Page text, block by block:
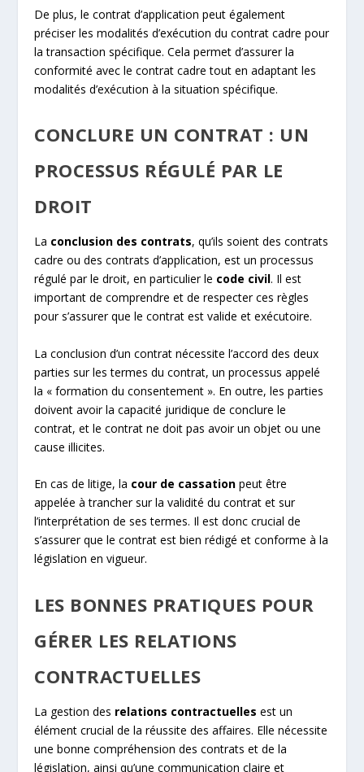
De plus, le contrat d’application peut également
préciser les modalités d’exécution du contrat cadre pour
la transaction spécifique. Cela permet d’assurer la
conformité avec le contrat cadre tout en adaptant les
modalités d’exécution à la situation spécifique.
CONCLURE UN CONTRAT : UN
PROCESSUS RÉGULÉ PAR LE
DROIT
La conclusion des contrats, qu’ils soient des contrats
cadre ou des contrats d’application, est un processus
régulé par le droit, en particulier le code civil. Il est
important de comprendre et de respecter ces règles
pour s’assurer que le contrat est valide et exécutoire.
La conclusion d’un contrat nécessite l’accord des deux
parties sur les termes du contrat, un processus appelé
la « formation du consentement ». En outre, les parties
doivent avoir la capacité juridique de conclure le
contrat, et le contrat ne doit pas avoir un objet ou une
cause illicites.
En cas de litige, la cour de cassation peut être
appelée à trancher sur la validité du contrat et sur
l’interprétation de ses termes. Il est donc crucial de
s’assurer que le contrat est bien rédigé et conforme à la
législation en vigueur.
LES BONNES PRATIQUES POUR
GÉRER LES RELATIONS
CONTRACTUELLES
La gestion des relations contractuelles est un
élément crucial de la réussite des affaires. Elle nécessite
une bonne compréhension des contrats et de la
législation, ainsi qu’une communication claire et